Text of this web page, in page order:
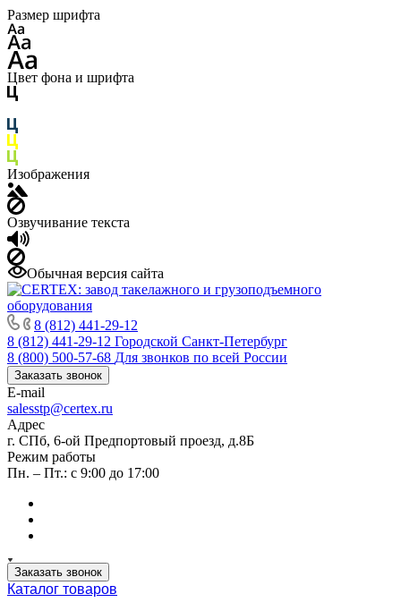
Размер шрифта
Цвет фона и шрифта
Изображения
Озвучивание текста
Обычная версия сайта
8 (812) 441-29-12
8 (812) 441-29-12 Городской Санкт-Петербург
8 (800) 500-57-68 Для звонков по всей России
Заказать звонок
E-mail
salesstp@certex.ru
Адрес
г. СПб, 6-ой Предпортовый проезд, д.8Б
Режим работы
Пн. – Пт.: с 9:00 до 17:00
Заказать звонок
Каталог товаров